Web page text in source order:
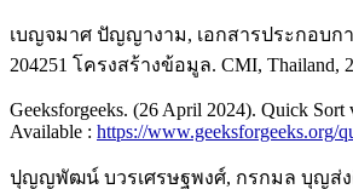
เบญจมาศ ปัญญางาม, เอกสารประกอบก
204251 โครงสร้างข้อมูล. CMI, Thailand,
Geeksforgeeks. (26 April 2024). Quick
Available : https://www.geeksforgeeks.org/
ปุญญพัฒน์ บวรเศรษฐพงศ์, กรกมล บุญส่